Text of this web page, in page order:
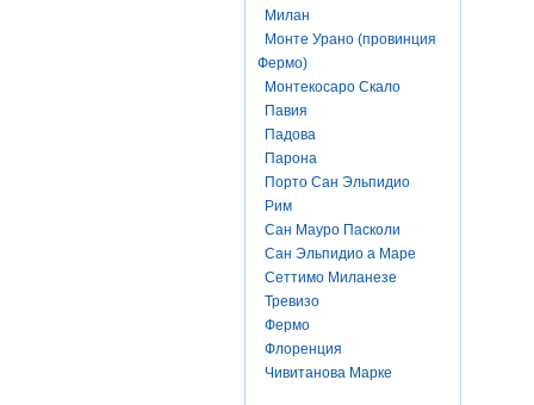
Милан
Монте Урано (провинция
Фермо)
Монтекосаро Скало
Павия
Падова
Парона
Порто Сан Эльпидио
Рим
Сан Мауро Пасколи
Сан Эльпидио а Маре
Сеттимо Миланезе
Тревизо
Фермо
Флоренция
Чивитанова Марке